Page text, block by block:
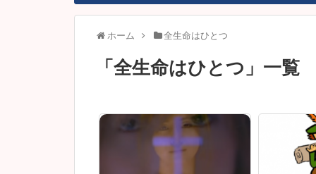
ホーム 全生命はひとつ
「 全生命はひとつ 」 一覧